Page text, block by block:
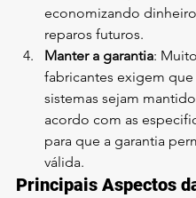
economizando
reparos futuros.
Manter a garantia:
fabricantes exigem que
sistemas sejam
acordo com as
para que a garantia
válida.
Principais Aspectos